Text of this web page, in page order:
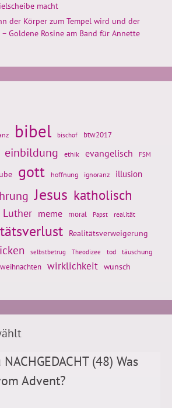
macht
der Körper zum Tempel wird und der
Goldene Rosine am Band für Annette
bibel bischof btw2017
einbildung ethik evangelisch FSM
gott hoffnung ignoranz illusion
Jesus katholisch
Luther meme moral Papst realität
Realitätsverweigerung
selbstbetrug Theodizee tod täuschung
weihnachten wirklichkeit wunsch
(48) Was
Advent?